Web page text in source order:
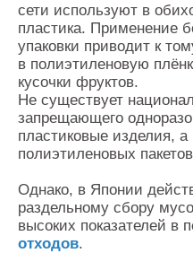
сети используют в
пластика. Применение
упаковки приводит к
в полиэтиленовую
кусочки фруктов.
Не существует
запрещающего
пластиковые изделия,
полиэтиленовых
Однако, в Японии
раздельному сбору
высоких показателей в
отходов.